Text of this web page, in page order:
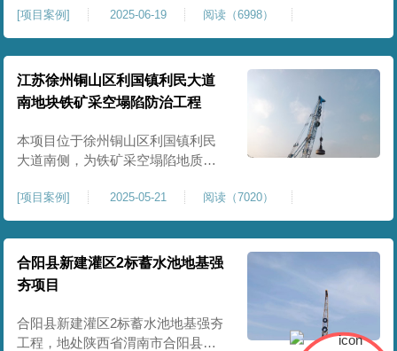
积约 20000 平方米，采用满场强夯
加固方式改善场地工程地质条件，
有效提高地基承载力、控制不均匀
沉降，满足变电站各类构支架、电
气设备及配套设施建设标准。本项
目是嵩县重要电力基础设施，投运
后优化区域电网布局，增强当
[项目案例] 2025-06-19 阅读（6998）
江苏徐州铜山区利国镇利民大道
南地块铁矿采空塌陷防治工程
本项目位于徐州铜山区利国镇利民
大道南侧，为铁矿采空塌陷地质灾
35000㎡。针对区域铁矿开采遗留的
地层松散、裂隙发育、塌陷沉降等
隐患，采用强夯工艺加固场地地
基，消除采空地质风险，提升场地
整体稳定性与承载力，彻底改善地
块建设条件，实现矿区地质灾害治
理与土地安全利用。
[项目案例] 2025-05-21 阅读（7020）
合阳县新建灌区2标蓄水池地基强
夯项目
合阳县新建灌区2标蓄水池地基强夯
工程，地处陕西省渭南市合阳县，